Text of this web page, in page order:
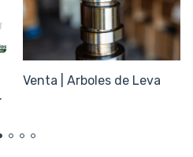
Venta | Arboles de Leva